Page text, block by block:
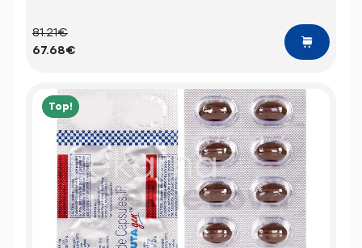
81.21€
67.68€
Top!